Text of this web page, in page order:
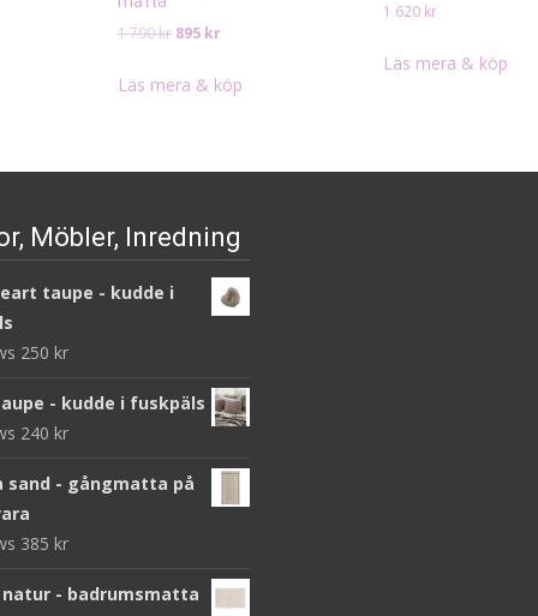
1 790kr Det
priset
895 kr
priset
Läs mera & köp
1 620 kr
Läs mera & köp
Möbler, Inredning
taupe - kudde i
250 kr
- kudde i fuskpäls
240 kr
sand - gångmatta på
385 kr
- badrumsmatta